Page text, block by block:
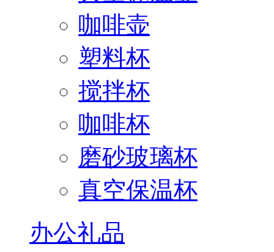
咖啡壶
塑料杯
搅拌杯
咖啡杯
磨砂玻璃杯
真空保温杯
办公礼品